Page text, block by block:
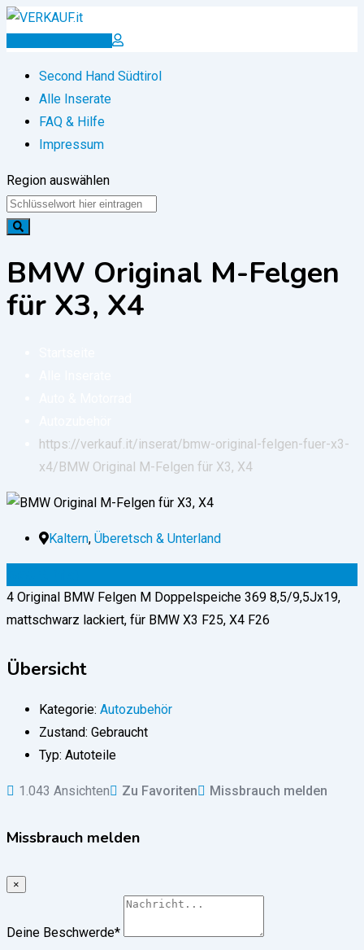
Zum
Inserat erstellen
Second Hand Südtirol
Alle Inserate
FAQ & Hilfe
Impressum
Region auswählen
BMW Original M-Felgen
für X3, X4
https://verkauf.it/inserat/bmw-original-felgen-fuer-x3-
x4/ BMW Original M-Felgen für X3, X4
Kaltern, Überetsch & Unterland
4 Original BMW Felgen M Doppelspeiche 369 8,5/9,5Jx19,
mattschwarz lackiert, für BMW X3 F25, X4 F26
Übersicht
Kategorie: Autozubehör
Zustand: Gebraucht
Typ: Autoteile
1.043 Ansichten Zu Favoriten Missbrauch melden
Missbrauch melden
×
Deine Beschwerde*